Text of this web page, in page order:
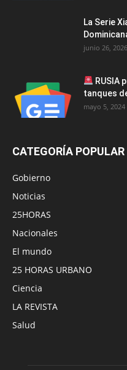
La Serie
junio 26, 2026
RUSIA
tanques
mayo 5, 2024
CATEGORÍA POPULAR
Gobierno
Noticias
25HORAS
Nacionales
El mundo
25 HORAS URBANO
Ciencia
LA REVISTA
Salud